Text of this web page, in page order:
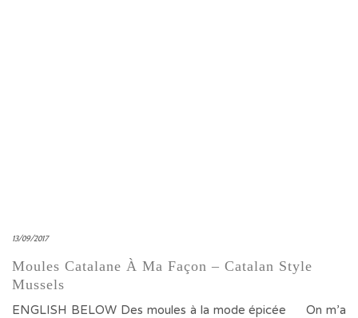
13/09/2017
Moules Catalane À Ma Façon – Catalan Style
Mussels
ENGLISH BELOW Des moules à la mode épicée On m’a